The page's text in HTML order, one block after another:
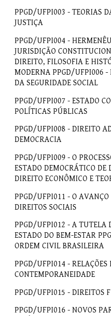
PPGD/UFPI003 - TEORIAS
JUSTIÇA
PPGD/UFPI004 -
JURISDIÇÃO
DIREITO, FILOSOFIA E
MODERNA PPGD/UFPI006 -
DA SEGURIDADE SOCIAL
PPGD/UFPI007 - ESTADO
POLÍTICAS PÚBLICAS
PPGD/UFPI008 - DIREITO
DEMOCRACIA
PPGD/UFPI009 - O
ESTADO DEMOCRÁTICO
DIREITO ECONÔMICO E
PPGD/UFPI011 - O AVANÇO
DIREITOS SOCIAIS
PPGD/UFPI012 - A TUTELA
ESTADO DO BEM-ESTAR
ORDEM CIVIL BRASILEIRA
PPGD/UFPI014 - RELAÇÕES
CONTEMPORANEIDADE
PPGD/UFPI015 - DIREITOS
PPGD/UFPI016 - NOVOS